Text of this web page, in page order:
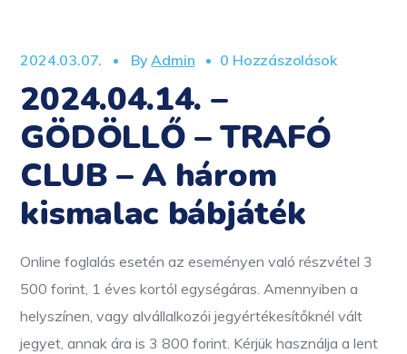
2024.03.07. ByAdmin 0 Hozzászolások
2024.04.14. –
GÖDÖLLŐ – TRAFÓ
CLUB – A három
kismalac bábjáték
Online foglalás esetén az eseményen való részvétel 3
500 forint, 1 éves kortól egységáras. Amennyiben a
helyszínen, vagy alvállalkozói jegyértékesítőknél vált
jegyet, annak ára is 3 800 forint. Kérjük használja a lent